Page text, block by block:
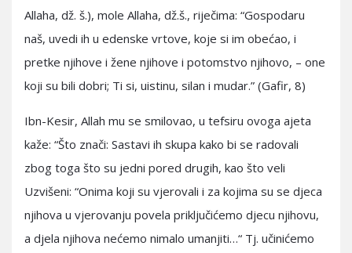
Allaha, dž. š.), mole Allaha, dž.š., riječima: “Gospodaru
naš, uvedi ih u edenske vrtove, koje si im obećao, i
pretke njihove i žene njihove i potomstvo njihovo, – one
koji su bili dobri; Ti si, uistinu, silan i mudar.” (Gafir, 8)
Ibn-Kesir, Allah mu se smilovao, u tefsiru ovoga ajeta
kaže: “Što znači: Sastavi ih skupa kako bi se radovali
zbog toga što su jedni pored drugih, kao što veli
Uzvišeni: “Onima koji su vjerovali i za kojima su se djeca
njihova u vjerovanju povela priključićemo djecu njihovu,
a djela njihova nećemo nimalo umanjiti…“ Tj. učinićemo